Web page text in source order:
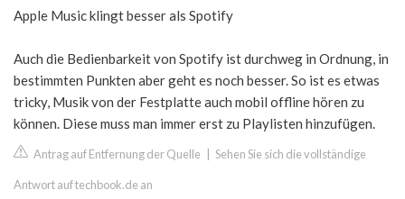
Apple Music klingt besser als Spotify
Auch die Bedienbarkeit von Spotify ist durchweg in Ordnung, in
bestimmten Punkten aber geht es noch besser. So ist es etwas
tricky, Musik von der Festplatte auch mobil offline hören zu
können. Diese muss man immer erst zu Playlisten hinzufügen.
Antrag auf Entfernung der Quelle Sehen Sie sich die vollständige
Antwort auf techbook.de an